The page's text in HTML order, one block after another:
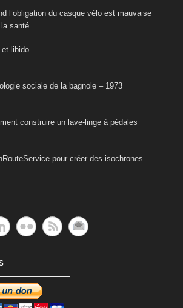
l’obligation du casque vélo est mauvaise
santé
et libido
sociale de la bagnole – 1973
construire un lave-linge à pédales
pour créer des isochrones